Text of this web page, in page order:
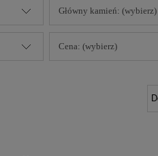
Główny kamień: (wybierz)
Cena: (wybierz)